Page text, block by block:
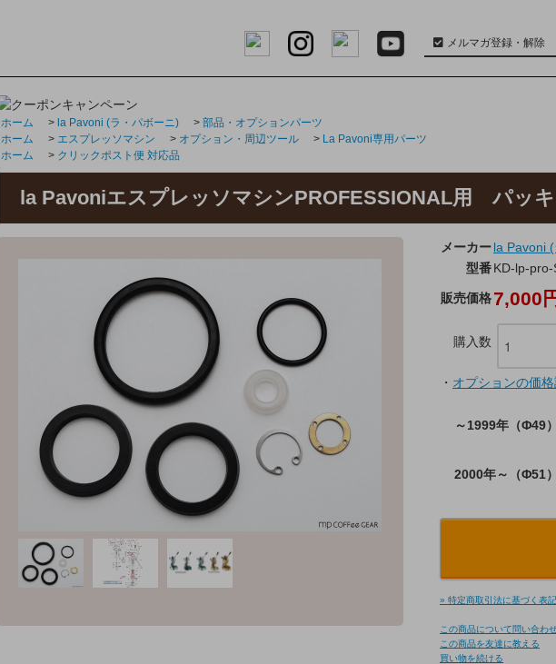
メルマガ登録・解除
ホーム > la Pavoni (ラ・パボーニ) > 部品・オプションパーツ
ホーム
> エスプレッソマシン > オプション・周辺ツール > La Pavoni専用パーツ
ホーム
> クリックポスト便 対応品
la PavoniエスプレッソマシンPROFESSIONAL用 パッ
メーカーla Pavoni
型番KD-lp-pro-
販売価格7,000
購入数
・ オプションの価
～1999年（Φ49）
2000年～（Φ51）
» 特定商取引法に基づく表
この商品について問い合わ
この商品を友達に教える
買い物を続ける